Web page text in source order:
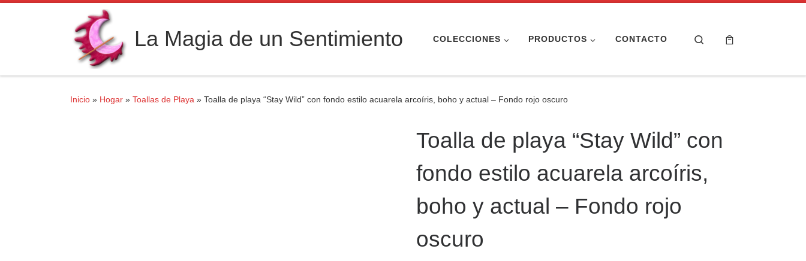
Saltar al contenido
La Magia de un Sentimiento COLECCIONES PRODUCTOS CONTACTO Search
Inicio » Hogar » Toallas de Playa » Toalla de playa “Stay Wild” con fondo estilo acuarela arcoíris, boho y actual – Fondo rojo oscuro
Toalla de playa “Stay Wild” con
fondo estilo acuarela arcoíris,
boho y actual – Fondo rojo
oscuro